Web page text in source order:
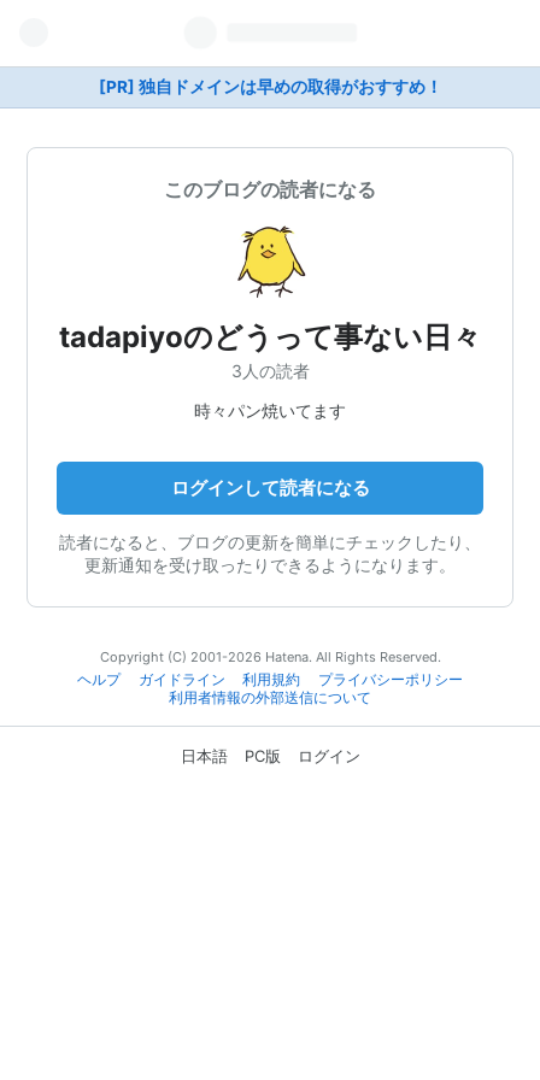
[PR] 独自ドメインは早めの取得がおすすめ！
このブログの読者になる
tadapiyoのどうって事ない日々
3人の読者
時々パン焼いてます
ログインして読者になる
読者になると、ブログの更新を簡単にチェックしたり、
更新通知を受け取ったりできるようになります。
Copyright (C) 2001-2026 Hatena. All Rights Reserved.
ヘルプ
ガイドライン 利用規約
プライバシーポリシー
利用者情報の外部送信について
日本語 PC版 ログイン